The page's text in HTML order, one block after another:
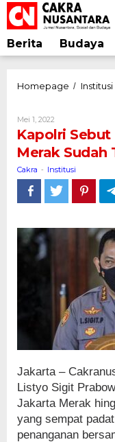
Lewati
ke
konten
Berita Budaya
Homepage / Institusi
Mei 1, 2022
Cakra
Kapolri
Merak Sudah
Cakra - Institusi
Jakarta –
Listyo Sigit
Jakarta Merak
yang sempat
penanganan